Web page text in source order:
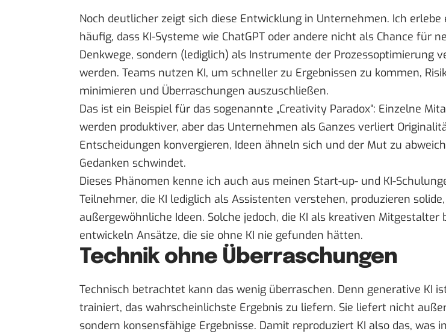
Noch deutlicher zeigt sich diese Entwicklung in Unternehmen. Ich erlebe
häufig, dass KI-Systeme wie ChatGPT oder andere nicht als Chance für
Denkwege, sondern (lediglich) als Instrumente der Prozessoptimierung
werden. Teams nutzen KI, um schneller zu Ergebnissen zu kommen,
minimieren und Überraschungen auszuschließen.
Das ist ein Beispielfür das sogenannte „Creativity Paradox“: Einzelne
werden produktiver, aber das Unternehmen als Ganzes verliert
Entscheidungen konvergieren, Ideen ähneln sich und der Mut zu
Gedanken schwindet.
Dieses Phänomen kenne ich auch aus meinen Start-up- und KI-
Teilnehmer, die KI lediglich als Assistenten verstehen, produzieren
außergewöhnliche Ideen. Solche jedoch, die KI als kreativen Mitgestalter
entwickeln Ansätze, die sie ohne KI nie gefunden hätten.
Technik ohne Überraschungen
Technisch betrachtet kann das wenig überraschen. Denn generative KI
trainiert, das wahrscheinlichste Ergebnis zu liefern. Sie liefert nicht
sondern konsensfähige Ergebnisse. Damit reproduziert KI also das, was